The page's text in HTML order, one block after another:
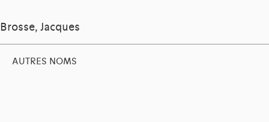
Brosse, Jacques
AUTRES NOMS